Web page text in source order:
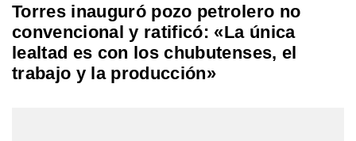
Torres inauguró pozo petrolero no
convencional y ratificó: «La única
lealtad es con los chubutenses, el
trabajo y la producción»